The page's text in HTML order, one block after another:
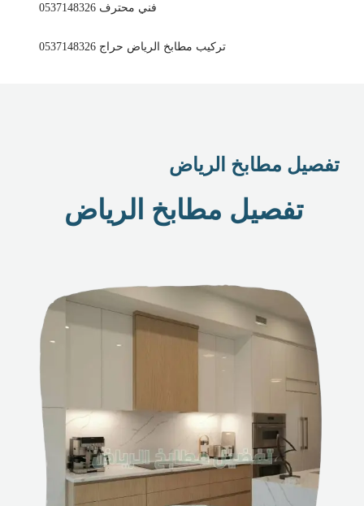
فني محترف 0537148326
تركيب مطابخ الرياض حراج 0537148326
تفصيل مطابخ الرياض
تفصيل مطابخ الرياض